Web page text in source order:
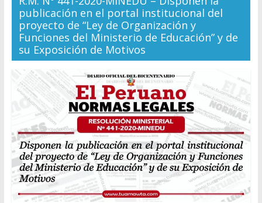
publicación en el portal institucional del
proyecto de “Ley de Organización y
Funciones del Ministerio de Educación” y de
su Exposición de Motivos